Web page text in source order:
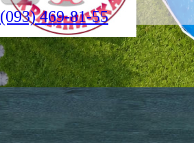
(093) 469-81-55